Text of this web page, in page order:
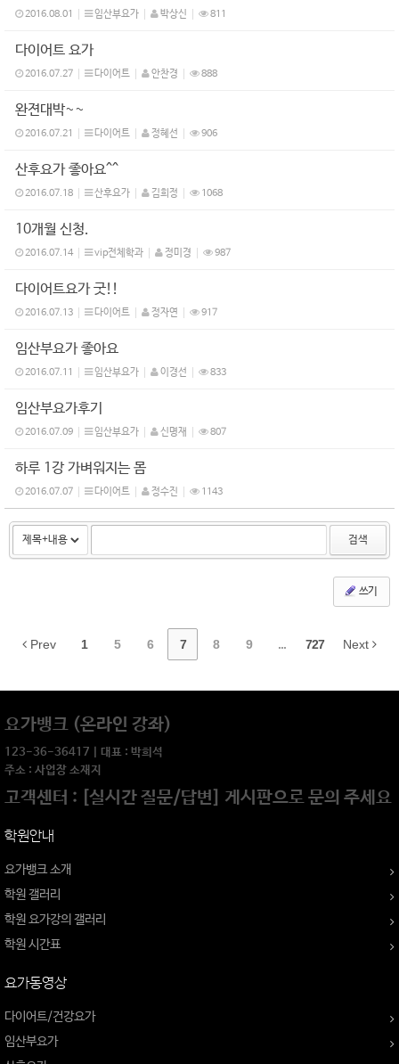
2016.08.01 임산부요가 박상신 811
다이어트 요가
2016.07.27 다이어트 안찬경 888
완젼대박~~
2016.07.21 다이어트 정혜선 906
산후요가 좋아요^^
2016.07.18 산후요가 김희정 1068
10개월 신청.
2016.07.14 vip전체학과 정미경 987
다이어트요가 굿!!
2016.07.13 다이어트 정자연 917
임산부요가 좋아요
2016.07.11 임산부요가 이경선 833
임산부요가후기
2016.07.09 임산부요가 신명재 807
하루 1강 가벼워지는 몸
2016.07.07 다이어트 정수진 1143
검색
쓰기
Prev 1 5 6 7 8 9 ... 727 Next
요가뱅크 (온라인 강좌)
123-36-36417 | 대표 : 박희석
주소 : 사업장 소재지
고객센터 : [실시간 질문/답변] 게시판으로 문의 주세요
학원안내
요가뱅크 소개
학원 갤러리
학원 요가강의 갤러리
학원 시간표
요가동영상
다이어트/건강요가
임산부요가